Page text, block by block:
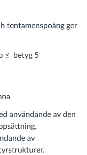
tentamenspoäng ger
≤ betyg 5
användande av den
av